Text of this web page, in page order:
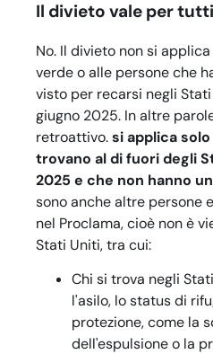
Il divieto vale per
No. Il divieto non si
verde o alle persone che
visto per recarsi negli
giugno 2025. In altre
retroattivo.si applica
trovano al di fuori degli
2025 e che non hanno
sono anche altre persone
nel Proclama, cioè non è
Stati Uniti, tra cui:
Chi si trova negli
l'asilo, lo status di
protezione, come la
dell'espulsione o la